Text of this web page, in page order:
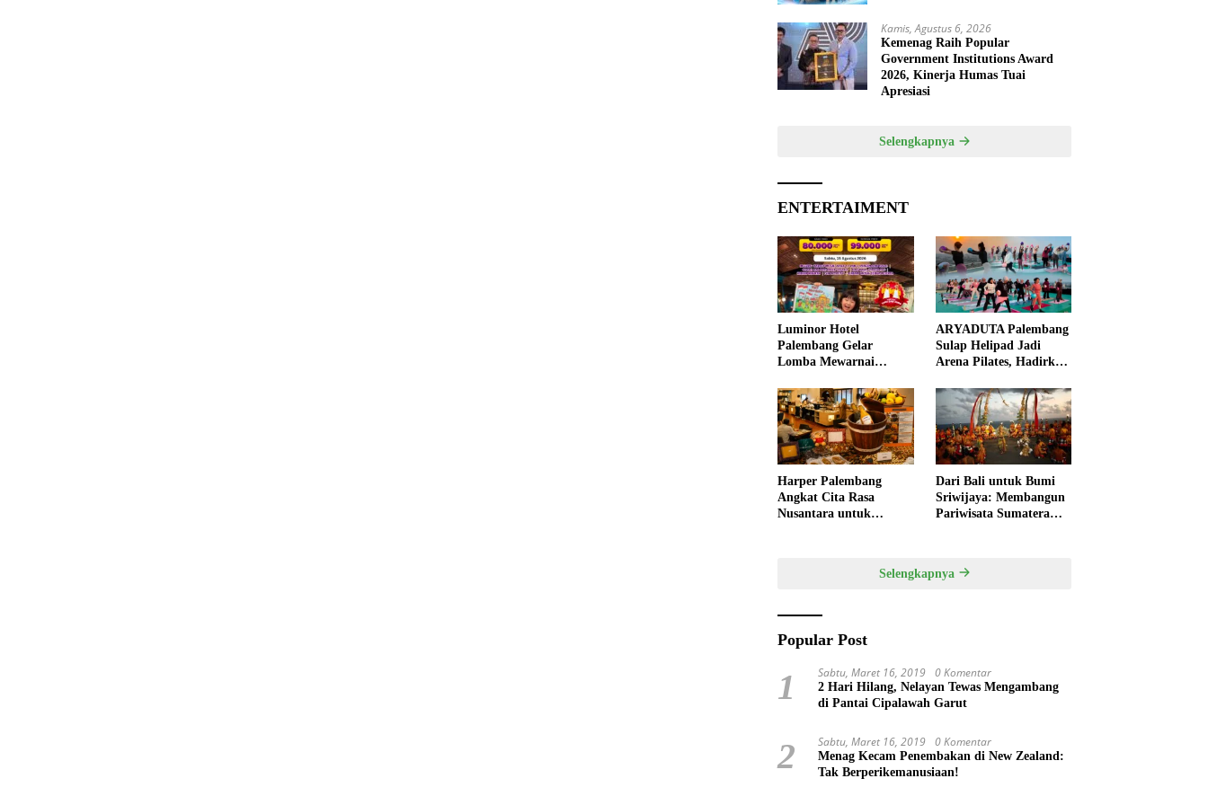
Kamis, Agustus 6, 2026
Kemenag Raih Popular
Government Institutions Award
2026, Kinerja Humas Tuai
Apresiasi
Selengkapnya
ENTERTAIMENT
Luminor Hotel
Palembang Gelar
Lomba Mewarnai
Ajak Anak Asah
Kreativitas
ARYADUTA Palembang
Sulap Helipad Jadi
Arena Pilates, Hadirkan
Pertama di Kota
Pempek
Harper Palembang
Angkat Cita Rasa
Nusantara untuk
Dari Bali untuk Bumi
Sriwijaya: Membangun
Pariwisata Sumatera
Selengkapnya
Popular Post
1 Sabtu, Maret 16, 2019 0 Komentar
2 Hari Hilang, Nelayan Tewas Mengambang
di Pantai Cipalawah Garut
2 Sabtu, Maret 16, 2019 0 Komentar
Menag Kecam Penembakan di New Zealand:
Tak Berperikemanusiaan!